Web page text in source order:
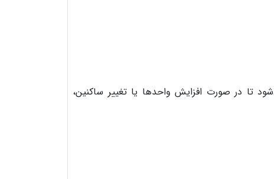
تا در صورت افزایش واحدها یا تغییر ساکنین،